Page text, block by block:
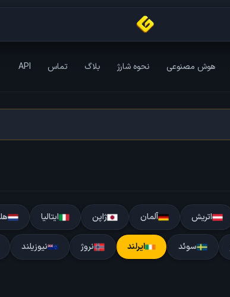
هوش مصنوعی نحوه شارژ بلاگ تماس API
اتریش آلمان ژاپن ایتالیا
سوئد ایرلند نروژ نیوزیلند